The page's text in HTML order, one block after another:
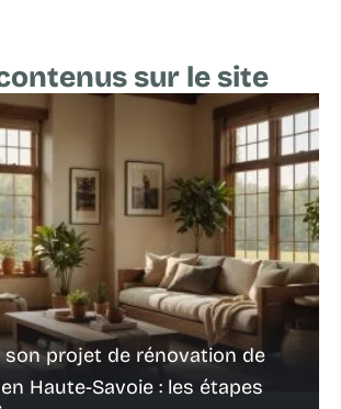
sur le site
son projet de rénovation de
Haute-Savoie : les étapes